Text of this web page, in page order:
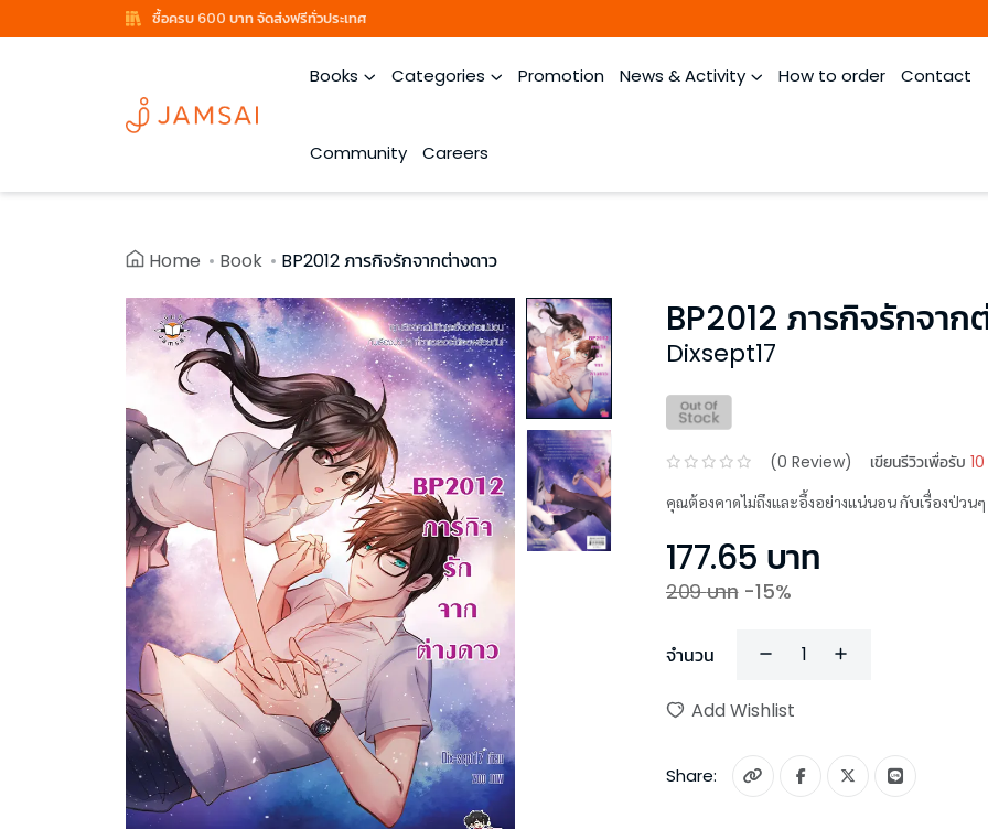
ซื้อครบ 600 บาท จัดส่งฟรีทั่วประเทศ
Books Categories Promotion News & Activity How to order Contact
Community Careers
Home Book BP2012 ภารกิจรักจากต่างดาว
BP2012 ภารกิจรักจาก
Dixsept17
(0 Review) เขียนรีวิวเพื่อรับ
คุณต้องคาดไม่ถึงและอึ้งอย่างแน่นอน กับเรื่องป่วน
177.65 บาท
209บาท -15%
จำนวน
Add Wishlist
Share: